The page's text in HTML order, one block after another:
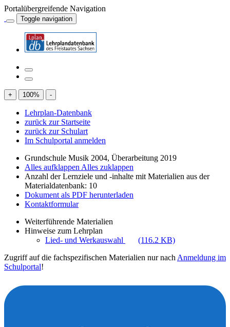
Portalübergreifende Navigation
Toggle navigation
+ 100% -
Lehrplan-Datenbank
zurück zur Startseite
zurück zur Schulart
Im Schulportal anmelden
Grundschule Musik 2004, Überarbeitung 2019
Alles aufklappen Alles zuklappen
Anzahl der Lernziele und -inhalte mit Materialien aus der
Materialdatenbank: 10
Dokument als PDF herunterladen
Kontaktformular
Weiterführende Materialien
Hinweise zum Lehrplan
Lied- und Werkauswahl
(116.2 KB)
Zugriff auf die fachspezifischen Materialien nur nach Anmeldung im
Schulportal!